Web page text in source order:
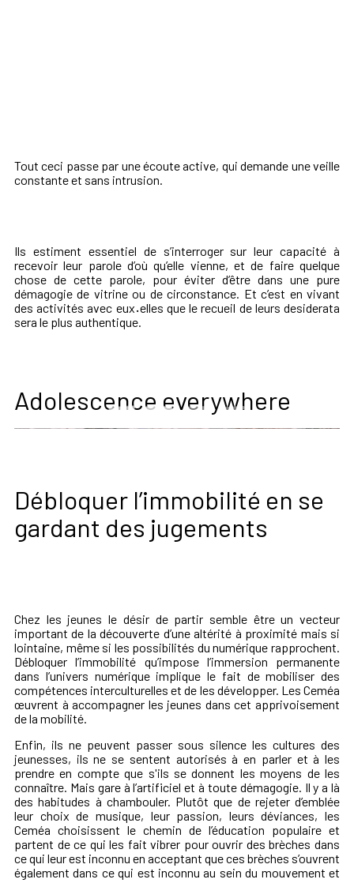
Tout ceci passe par une écoute active, qui demande une veille
constante et sans intrusion.
Ils estiment essentiel de s’interroger sur leur capacité à
recevoir leur parole d’où qu’elle vienne, et de faire quelque
chose de cette parole, pour éviter d’être dans une pure
démagogie de vitrine ou de circonstance. Et c’est en vivant
des activités avec eux·elles que le recueil de leurs desiderata
sera le plus authentique.
Adolescence everywhere
Débloquer l’immobilité en se
gardant des jugements
Chez les jeunes le désir de partir semble être un vecteur
important de la découverte d’une altérité à proximité mais si
lointaine, même si les possibilités du numérique rapprochent.
Débloquer l’immobilité qu’impose l’immersion permanente
dans l’univers numérique implique le fait de mobiliser des
compétences interculturelles et de les développer. Les Ceméa
œuvrent à accompagner les jeunes dans cet apprivoisement
de la mobilité.
Enfin, ils ne peuvent passer sous silence les cultures des
jeunesses, ils ne se sentent autorisés à en parler et à les
prendre en compte que s'ils se donnent les moyens de les
connaître. Mais gare à l’artificiel et à toute démagogie. Il y a là
des habitudes à chambouler. Plutôt que de rejeter d’emblée
leur choix de musique, leur passion, leurs déviances, les
Ceméa choisissent le chemin de l’éducation populaire et
partent de ce qui les fait vibrer pour ouvrir des brèches dans
ce qui leur est inconnu en acceptant que ces brèches s’ouvrent
également dans ce qui est inconnu au sein du mouvement et